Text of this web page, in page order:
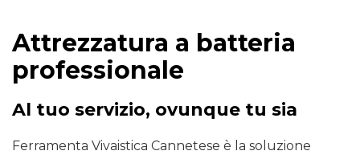
Attrezzatura a batteria
professionale
Al tuo servizio, ovunque tu sia
Ferramenta Vivaistica Cannetese è la soluzione